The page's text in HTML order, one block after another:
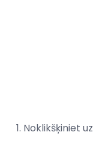
Noklikšķiniet uz